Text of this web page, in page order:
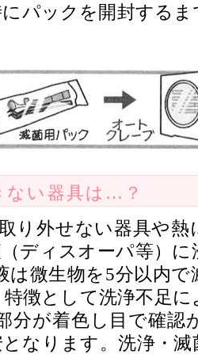
パックを開封する
ない器具は…？
り外せない器具や熱
ディスオーパ等）
は微生物を5分以内で
徴として洗浄不足
分が着色し目で確認
なります。洗浄・